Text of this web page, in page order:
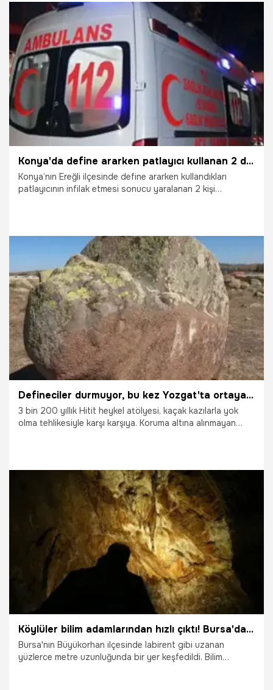
25.02.2026 Samsun
Konya'da define ararken patlayıcı kullanan 2 defineci hastanelik oldu
Konya’nın Ereğli ilçesinde define ararken kullandıkları
patlayıcının infilak etmesi sonucu yaralanan 2 kişi
6.01.2026 Konya
Defineciler durmuyor, bu kez Yozgat'ta ortaya çıktılar! Binlerce yıllık tarih yok oluyor
3 bin 200 yıllık Hitit heykel atölyesi, kaçak kazılarla yok
olma tehlikesiyle karşı karşıya. Koruma altına alınmayan
Gündem
Köylüler bilim adamlarından hızlı çıktı! Bursa'da hazine 300 metre derinde: Labirentin sonu görünmüyor
Bursa'nın Büyükorhan ilçesinde labirent gibi uzanan
yüzlerce metre uzunluğunda bir yer keşfedildi. Bilim